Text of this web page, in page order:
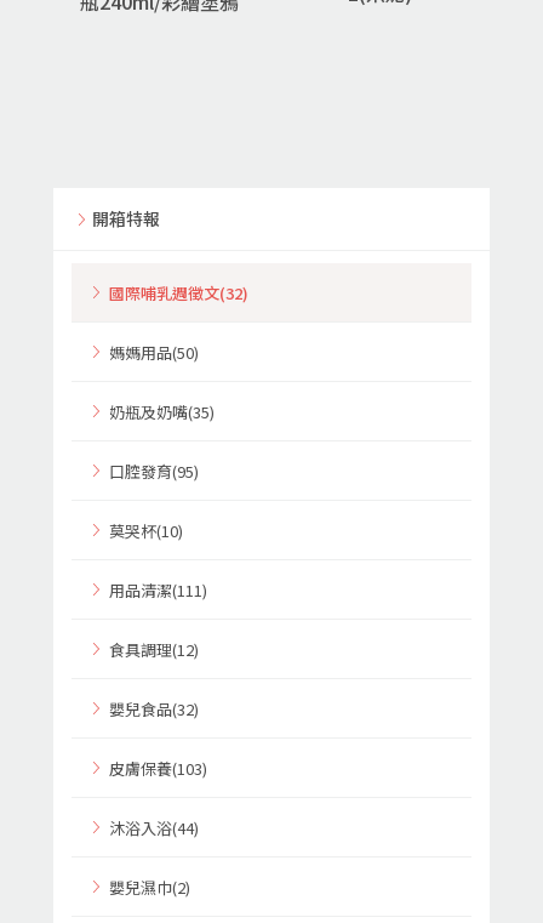
開箱特報
國際哺乳週徵文(32)
媽媽用品(50)
奶瓶及奶嘴(35)
口腔發育(95)
莫哭杯(10)
用品清潔(111)
食具調理(12)
嬰兒食品(32)
皮膚保養(103)
沐浴入浴(44)
嬰兒濕巾(2)